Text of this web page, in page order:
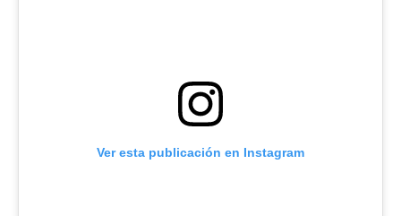
Ver esta publicación en Instagram